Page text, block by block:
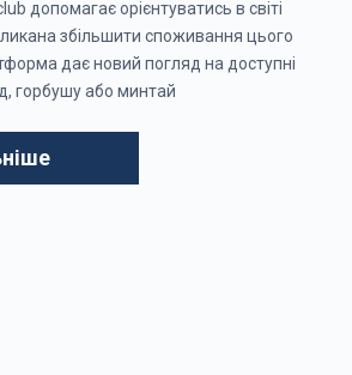
допомагає орієнтуватись в світі
збільшити споживання цього
дає новий погляд на доступні
горбушу або минтай